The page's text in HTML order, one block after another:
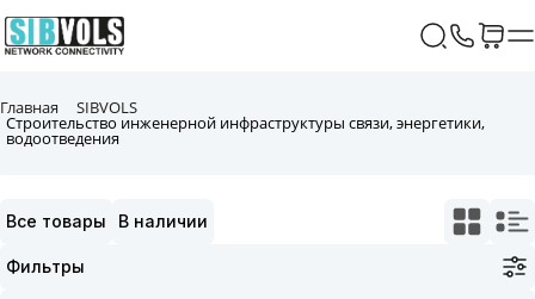
Главная SIBVOLS
Строительство инженерной инфраструктуры связи, энергетики,
водоотведения
Все товары В наличии
Фильтры